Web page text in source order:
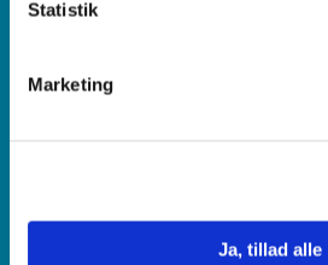
Statistik
Marketing
Ja, tillad alle
18. august 2026
Akademimodul
Pædagogik og undervisning